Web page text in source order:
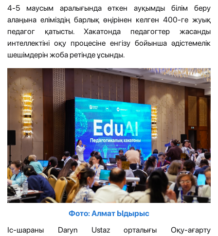
4-5 маусым аралығында өткен ауқымды білім беру
алаңына еліміздің барлық өңірінен келген 400-ге жуық
педагог қатысты. Хакатонда педагогтер жасанды
интеллектіні оқу процесіне енгізу бойынша әдістемелік
шешімдерін жоба ретінде ұсынды.
Фото: Алмат Ыдырыс
Іс-шараны Daryn Ustaz орталығы Оқу-ағарту